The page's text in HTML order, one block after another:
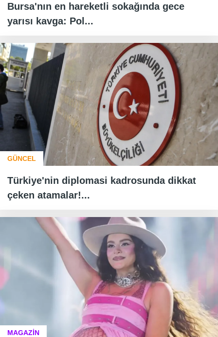
Bursa'nın en hareketli sokağında gece
yarısı kavga: Pol...
GÜNCEL
Türkiye'nin diplomasi kadrosunda dikkat
çeken atamalar!...
MAGAZİN